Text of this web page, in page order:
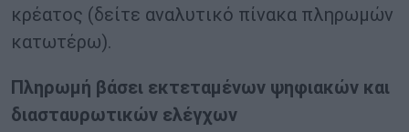
κρέατος (δείτε αναλυτικό πίνακα πληρωμών
κατωτέρω).
Πληρωμή βάσει εκτεταμένων ψηφιακών και
διασταυρωτικών ελέγχων